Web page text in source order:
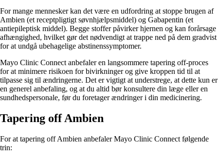
For mange mennesker kan det være en udfordring at stoppe brugen af
Ambien (et receptpligtigt søvnhjælpsmiddel) og Gabapentin (et
antiepileptisk middel). Begge stoffer påvirker hjernen og kan forårsage
afhængighed, hvilket gør det nødvendigt at trappe ned på dem gradvist
for at undgå ubehagelige abstinenssymptomer.
Mayo Clinic Connect anbefaler en langsommere tapering off-proces
for at minimere risikoen for bivirkninger og give kroppen tid til at
tilpasse sig til ændringerne. Det er vigtigt at understrege, at dette kun er
en generel anbefaling, og at du altid bør konsultere din læge eller en
sundhedspersonale, før du foretager ændringer i din medicinering.
Tapering off Ambien
For at tapering off Ambien anbefaler Mayo Clinic Connect følgende
trin: